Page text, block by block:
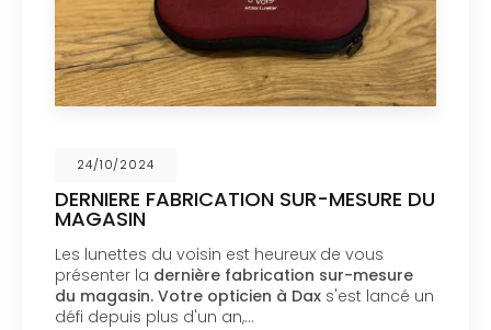
24/10/2024
DERNIERE FABRICATION SUR-MESURE DU
MAGASIN
Les lunettes du voisin est heureux de vous
présenter la dernière fabrication sur-mesure
du magasin. Votre opticien à Dax s'est lancé un
défi depuis plus d'un an,…